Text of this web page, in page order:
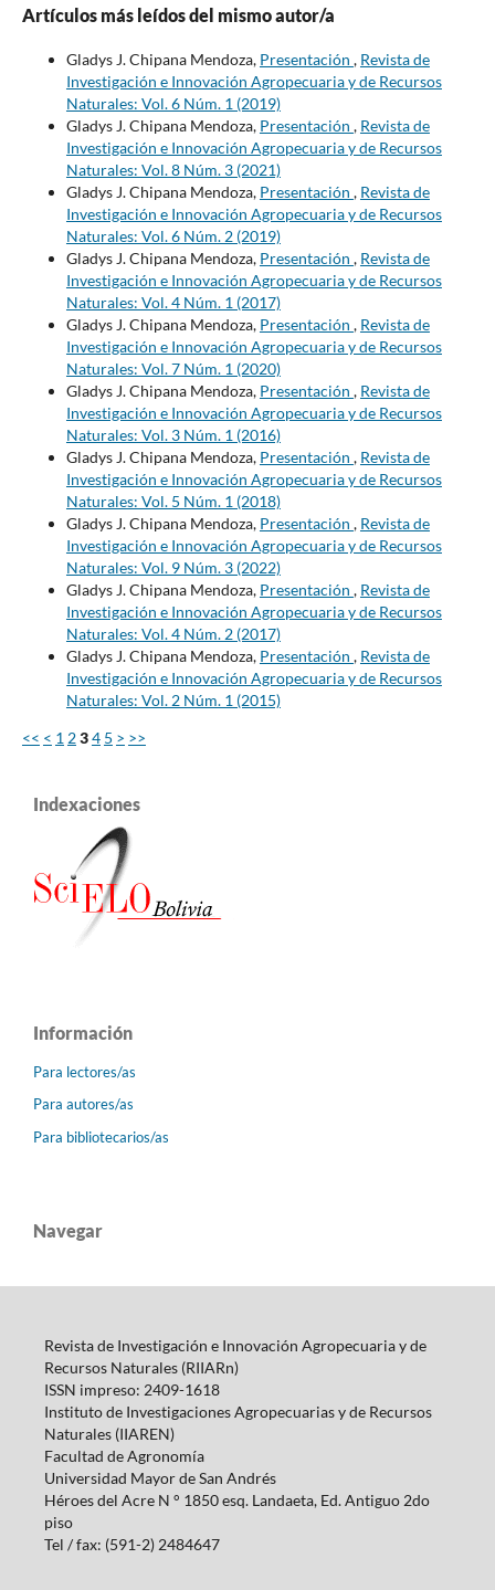
Artículos más leídos del mismo autor/a
Gladys J. Chipana Mendoza, Presentación , Revista de
Investigación e Innovación Agropecuaria y de Recursos
Naturales: Vol. 6 Núm. 1 (2019)
Gladys J. Chipana Mendoza, Presentación , Revista de
Investigación e Innovación Agropecuaria y de Recursos
Naturales: Vol. 8 Núm. 3 (2021)
Gladys J. Chipana Mendoza, Presentación , Revista de
Investigación e Innovación Agropecuaria y de Recursos
Naturales: Vol. 6 Núm. 2 (2019)
Gladys J. Chipana Mendoza, Presentación , Revista de
Investigación e Innovación Agropecuaria y de Recursos
Naturales: Vol. 4 Núm. 1 (2017)
Gladys J. Chipana Mendoza, Presentación , Revista de
Investigación e Innovación Agropecuaria y de Recursos
Naturales: Vol. 7 Núm. 1 (2020)
Gladys J. Chipana Mendoza, Presentación , Revista de
Investigación e Innovación Agropecuaria y de Recursos
Naturales: Vol. 3 Núm. 1 (2016)
Gladys J. Chipana Mendoza, Presentación , Revista de
Investigación e Innovación Agropecuaria y de Recursos
Naturales: Vol. 5 Núm. 1 (2018)
Gladys J. Chipana Mendoza, Presentación , Revista de
Investigación e Innovación Agropecuaria y de Recursos
Naturales: Vol. 9 Núm. 3 (2022)
Gladys J. Chipana Mendoza, Presentación , Revista de
Investigación e Innovación Agropecuaria y de Recursos
Naturales: Vol. 4 Núm. 2 (2017)
Gladys J. Chipana Mendoza, Presentación , Revista de
Investigación e Innovación Agropecuaria y de Recursos
Naturales: Vol. 2 Núm. 1 (2015)
<< < 1 234 5 > >>
Indexaciones
Información
Para lectores/as
Para autores/as
Para bibliotecarios/as
Navegar
Revista de Investigación e Innovación Agropecuaria y de
Recursos Naturales (RIIARn)
ISSN impreso: 2409-1618
Instituto de Investigaciones Agropecuarias y de Recursos
Naturales (IIAREN)
Facultad de Agronomía
Universidad Mayor de San Andrés
Héroes del Acre N ° 1850 esq. Landaeta, Ed.Antiguo 2do
piso
Tel / fax: (591-2) 2484647